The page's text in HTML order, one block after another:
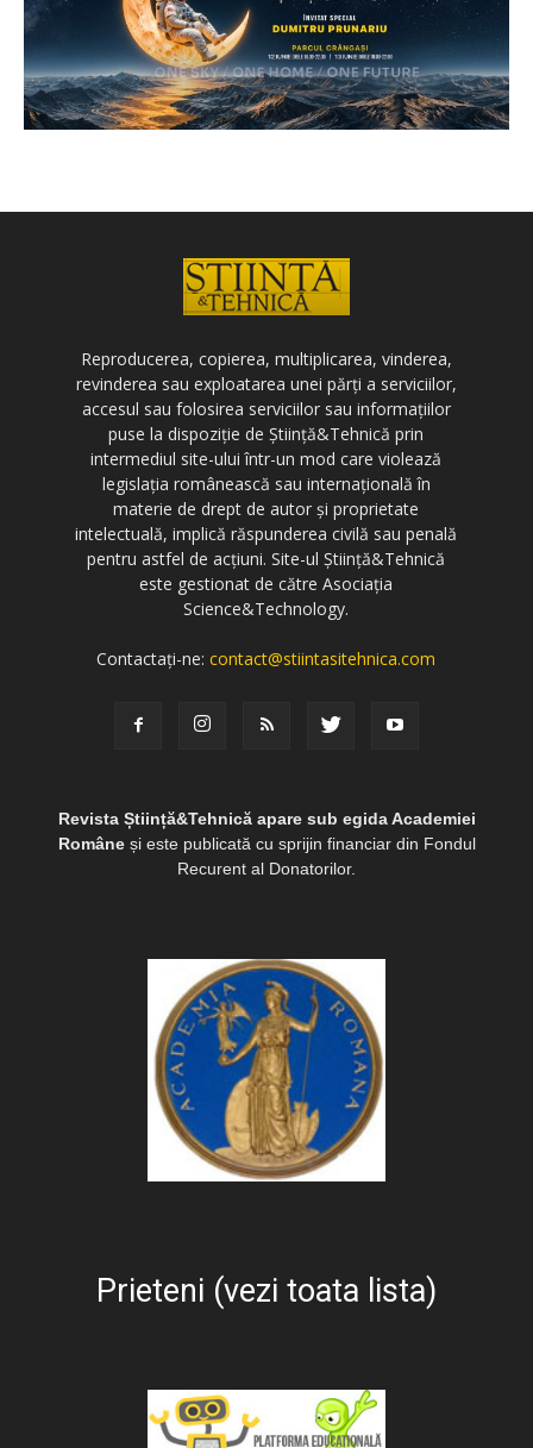
Reproducerea, copierea, multiplicarea, vinderea,
revinderea sau exploatarea unei părți a serviciilor,
accesul sau folosirea serviciilor sau informațiilor
puse la dispoziție de Știință&Tehnică prin
intermediul site-ului într-un mod care violează
legislația românească sau internațională în
materie de drept de autor și proprietate
intelectuală, implică răspunderea civilă sau penală
pentru astfel de acțiuni. Site-ul Știință&Tehnică
este gestionat de către Asociația
Science&Technology.
Contactați-ne:contact@stiintasitehnica.com
Revista Știință&Tehnică apare sub egida Academiei
Româneși este publicată cu sprijin financiar din Fondul
Recurent al Donatorilor.
Prieteni (vezi toata lista)